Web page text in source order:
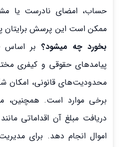
حساب، امضای نادرست یا
ممکن است این پرسش برایتان
بخورد چه میشود؟ بر اساس
پیامدهای حقوقی و کیفری
محدودیت‌های قانونی،
برخی موارد است. همچنین،
دریافت مبلغ آن اقداماتی
اموال انجام دهد. برای